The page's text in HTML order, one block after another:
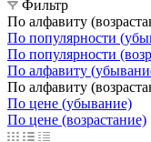
Фильтр
По алфавиту
По популярности
По популярности
По алфавиту
По алфавиту
По цене (убывание)
По цене (возрастание)